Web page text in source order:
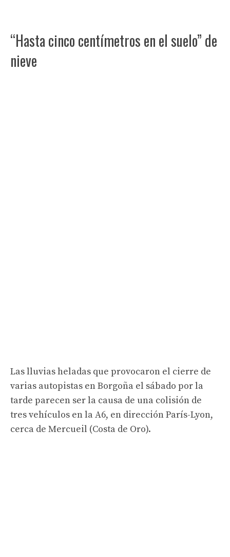
“Hasta cinco centímetros en el suelo” de
nieve
Las lluvias heladas que provocaron el cierre de
varias autopistas en Borgoña el sábado por la
tarde parecen ser la causa de una colisión de
tres vehículos en la A6, en dirección París-Lyon,
cerca de Mercueil (Costa de Oro).